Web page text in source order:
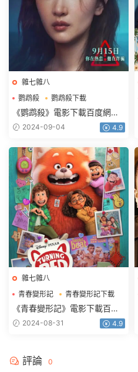
雜七雜八
鹦鹉殺
鹦鹉殺下載
鹦鹉殺電影下載
《鹦鹉殺》電影下載百度網盤
2023_HD國語中字2.16GB
2024-09-04 4.9
雜七雜八
青春變形記
青春變形記下載
青春變形記電影下載
《青春變形記》電影下載百度
網盤藍光國粵英3語中字
2024-08-31 4.9
評論 0